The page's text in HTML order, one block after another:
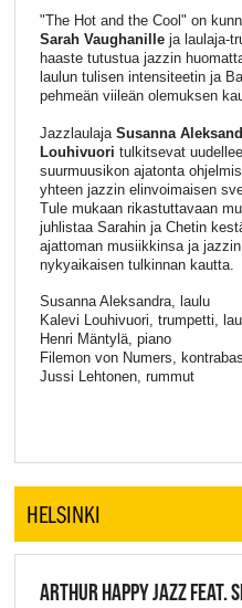
"The Hot and the Cool" on
Sarah Vaughanilleja laulaja-
haaste tutustua jazzin
laulun tulisen intensiteetin ja
pehmeän viileän olemuksen
Jazzlaulaja Susanna
Louhivuori tulkitsevat
suurmuusikon ajatonta
yhteen jazzin elinvoimaisen
Tule mukaan rikastuttavaan
juhlistaa Sarahin ja Chetin
ajattoman musiikkinsa ja
nykyaikaisen tulkinnan kautta.
Susanna Aleksandra, laulu
Kalevi Louhivuori, trumpetti,
Henri Mäntylä, piano
Filemon von Numers,
Jussi Lehtonen, rummut
HELSINKI
ARTHUR HAPPY JAZZ FEAT.